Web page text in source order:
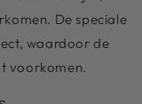
De speciale
waardoor de
voorkomen.